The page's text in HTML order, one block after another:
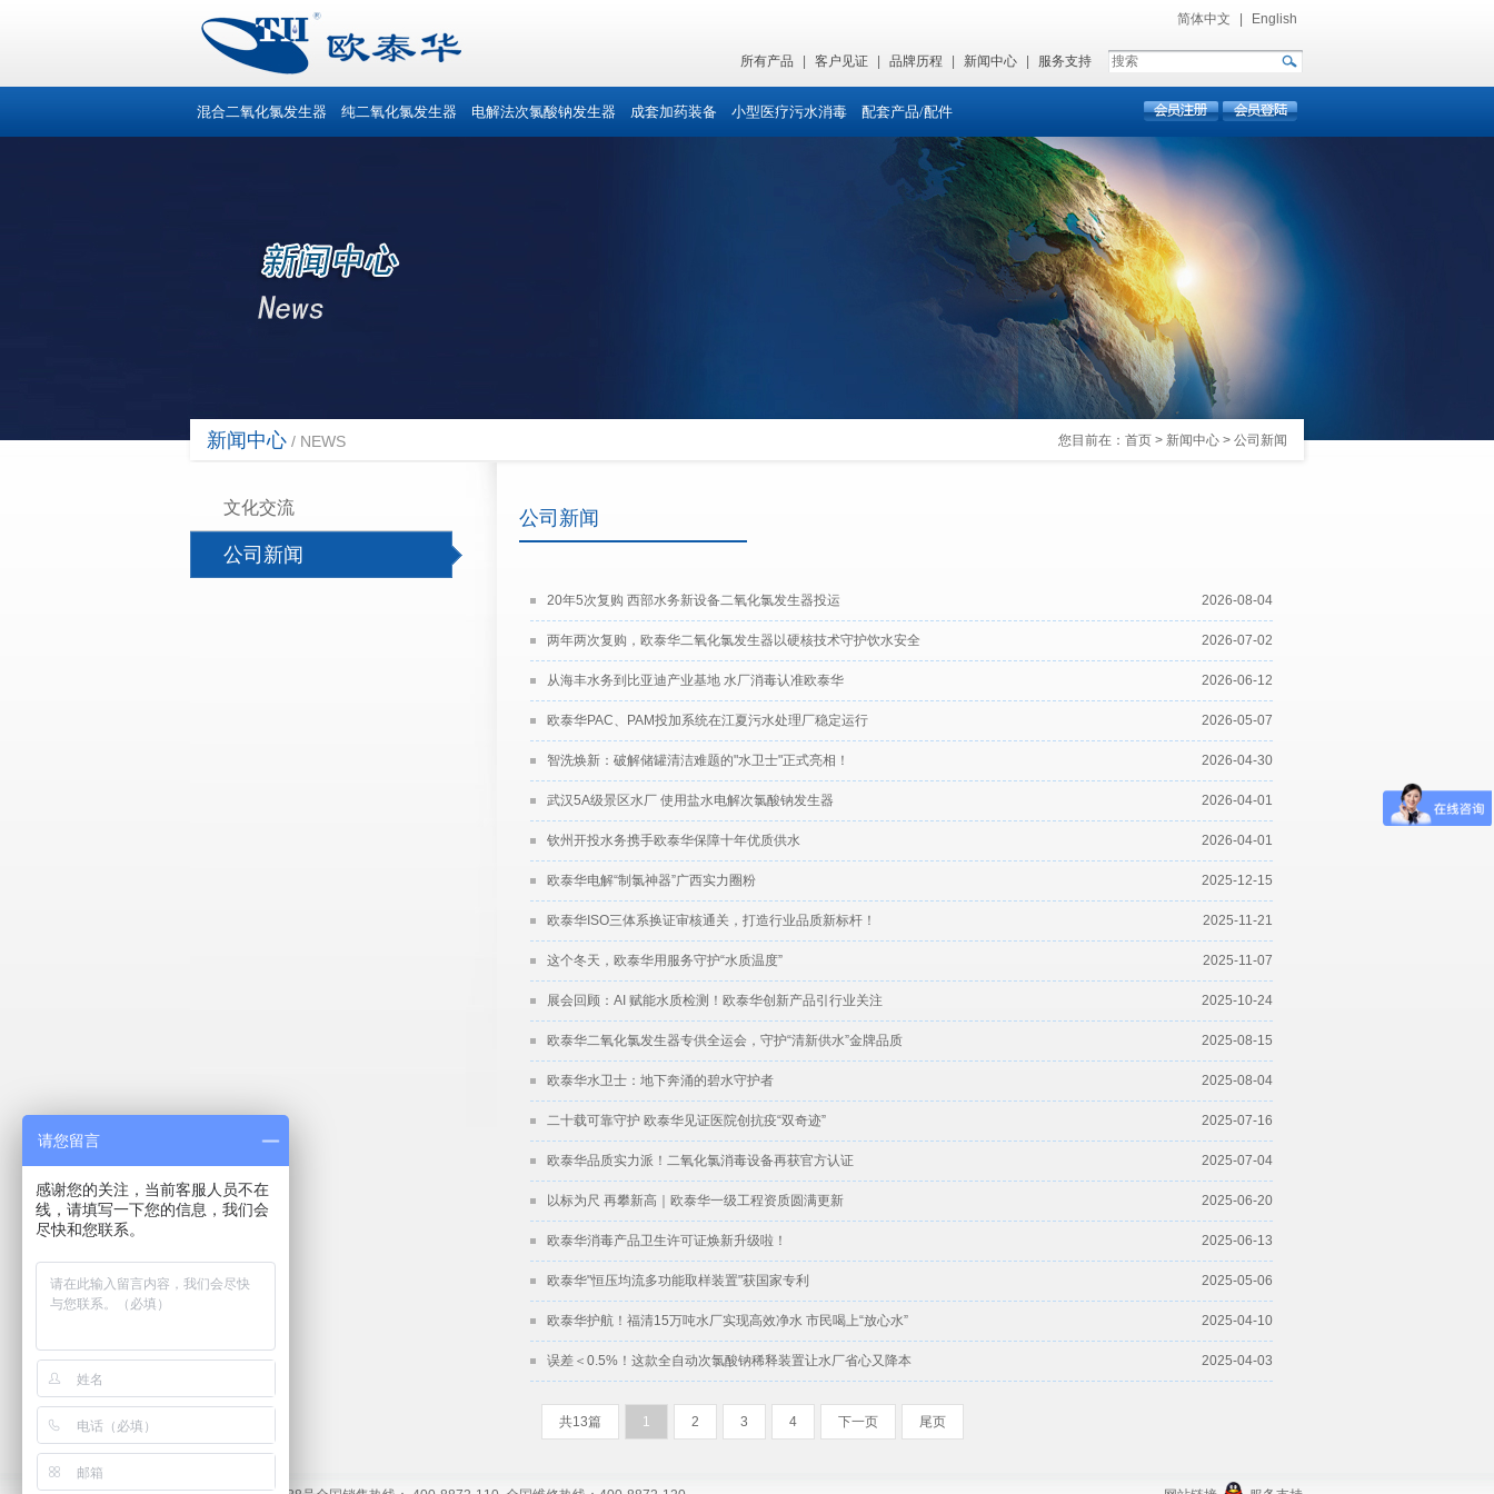
简体中文 English
所有产品 客户见证 品牌历程 新闻中心 服务支持
混合二氧化氯发生器 纯二氧化氯发生器 电解法次氯酸钠发生器 成套加药装备 小型医疗污水消毒 配套产品/配件
新闻中心 / NEWS 您目前在： 首页 > 新闻中心 > 公司新闻
文化交流
公司新闻
公司新闻
2026-08-04
20年5次复购 西部水务新设备二氧化氯发生器投运
2026-07-02
两年两次复购，欧泰华二氧化氯发生器以硬核技术守护饮水安全
2026-06-12
从海丰水务到比亚迪产业基地 水厂消毒认准欧泰华
2026-05-07
欧泰华PAC、PAM投加系统在江夏污水处理厂稳定运行
2026-04-30
智洗焕新：破解储罐清洁难题的"水卫士"正式亮相！
2026-04-01
武汉5A级景区水厂 使用盐水电解次氯酸钠发生器
2026-04-01
钦州开投水务携手欧泰华保障十年优质供水
2025-12-15
欧泰华电解“制氯神器”广西实力圈粉
2025-11-21
欧泰华ISO三体系换证审核通关，打造行业品质新标杆！
2025-11-07
这个冬天，欧泰华用服务守护“水质温度”
2025-10-24
展会回顾：AI 赋能水质检测！欧泰华创新产品引行业关注
2025-08-15
欧泰华二氧化氯发生器专供全运会，守护“清新供水”金牌品质
2025-08-04
欧泰华水卫士：地下奔涌的碧水守护者
2025-07-16
二十载可靠守护 欧泰华见证医院创抗疫“双奇迹”
2025-07-04
欧泰华品质实力派！二氧化氯消毒设备再获官方认证
2025-06-20
以标为尺 再攀新高｜欧泰华一级工程资质圆满更新
2025-06-13
欧泰华消毒产品卫生许可证焕新升级啦！
2025-05-06
欧泰华"恒压均流多功能取样装置"获国家专利
2025-04-10
欧泰华护航！福清15万吨水厂实现高效净水 市民喝上“放心水”
2025-04-03
误差＜0.5%！这款全自动次氯酸钠稀释装置让水厂省心又降本
共13篇 1 2 3 4 下一页 尾页
请您留言
感谢您的关注，当前客服人员不在
线，请填写一下您的信息，我们会
尽快和您联系。